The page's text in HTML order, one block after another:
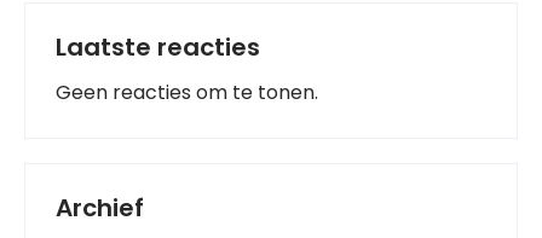
Laatste reacties
Geen reacties om te tonen.
Archief